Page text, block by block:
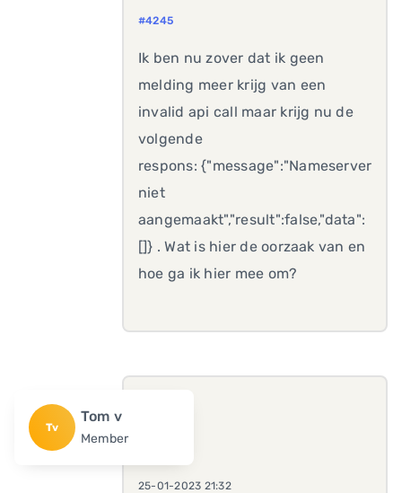
#4245
Ik ben nu zover dat ik geen
melding meer krijg van een
invalid api call maar krijg nu de
volgende
respons: {"message":"Nameserver
niet
aangemaakt","result":false,"data":
[]} . Wat is hier de oorzaak van en
hoe ga ik hier mee om?
Tv
Tom v
Member
25-01-2023 21:32